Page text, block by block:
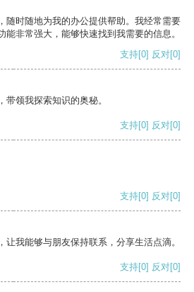
随时随地为我的办公提供帮助。我经常需要
能非常强大，能够快速找到我需要的信息。
支持[0] 反对[0]
领我探索知识的奥秘。
支持[0] 反对[0]
支持[0] 反对[0]
让我能够与朋友保持联系，分享生活点滴。
支持[0] 反对[0]